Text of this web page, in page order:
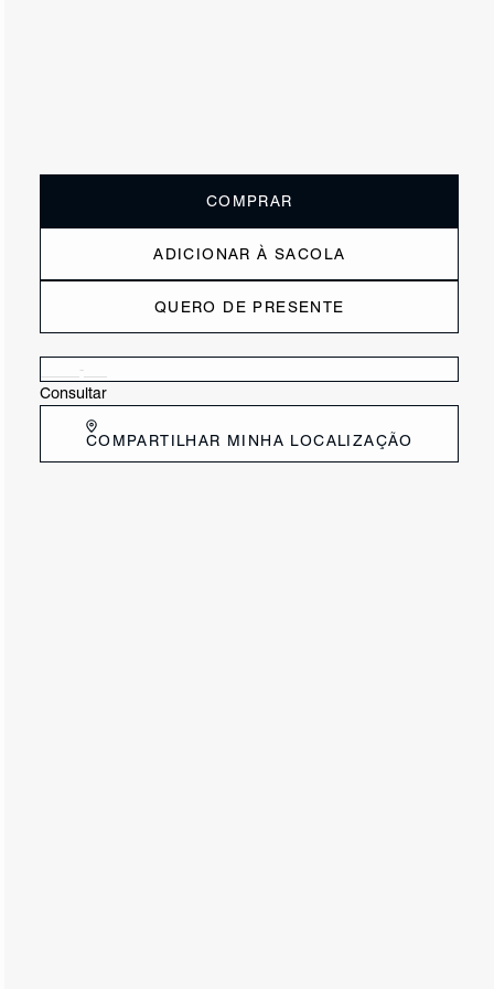
COMPRAR
ADICIONAR À SACOLA
QUERO DE PRESENTE
Consultar
COMPARTILHAR MINHA LOCALIZAÇÃO